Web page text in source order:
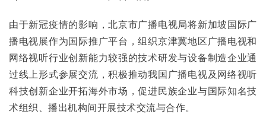
由于新冠疫情的影响，北京市广播电视局将新加坡国际广
播电视展作为国际推广平台，组织京津冀地区广播电视和
网络视听行业创新能力较强的技术研发与设备制造企业通
过线上形式参展交流，积极推动我国广播电视及网络视听
科技创新企业开拓海外市场，促进民族企业与国际知名技
术组织、播出机构间开展技术交流与合作。